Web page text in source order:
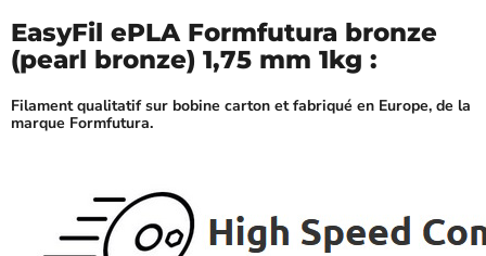
EasyFil ePLA Formfutura bronze
(pearl bronze) 1,75 mm 1kg :
Filament qualitatif sur bobine carton et fabriqué en Europe, de la
marque Formfutura.